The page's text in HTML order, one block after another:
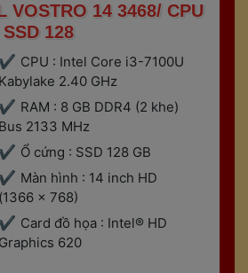
VOSTRO 14 3468/ CPU
128
CPU : Intel Core i3-7100U
Kabylake 2.40 GHz
RAM : 8 GB DDR4 (2 khe)
Bus 2133 MHz
Ổ cứng : SSD 128 GB
Màn hình : 14 inch HD
(1366 x 768)
Card đồ họa : Intel® HD
Graphics 620